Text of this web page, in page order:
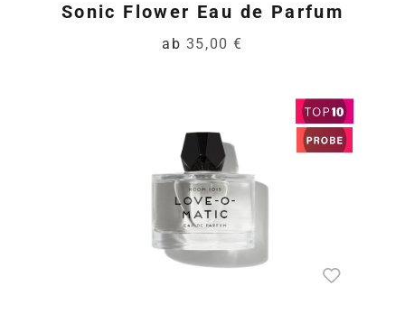
Sonic Flower Eau de Parfum
ab 35,00 €